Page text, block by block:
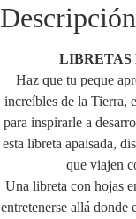
Descripción
LIBRETAS
Haz que tu peque
increíbles de la Tierra,
para inspirarle a
esta libreta apaisada,
que viajen
Una libreta con hojas
entretenerse allá donde